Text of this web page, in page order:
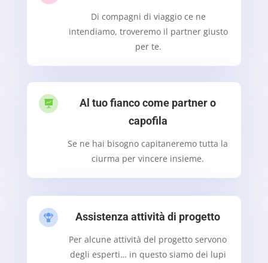
Di compagni di viaggio ce ne
intendiamo, troveremo il partner giusto
per te.

Al tuo fianco come partner o
capofila
Se ne hai bisogno capitaneremo tutta la
ciurma per vincere insieme.
 Assistenza attività di progetto
Per alcune attività del progetto servono
degli esperti… in questo siamo dei lupi